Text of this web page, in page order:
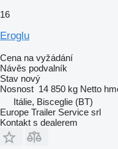
16
Eroglu
Cena na vyžádání
Návěs podvalník
Stav nový
Nosnost 14 850 kg Netto
Itálie, Bisceglie (BT)
Europe Trailer Service srl
Kontakt s dealerem